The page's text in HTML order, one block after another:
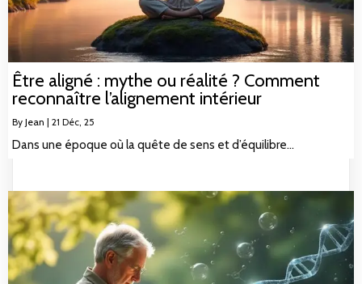
Être aligné : mythe ou réalité ? Comment
reconnaître l’alignement intérieur
By Jean | 21 Déc, 25
Dans une époque où la quête de sens et d’équilibre…